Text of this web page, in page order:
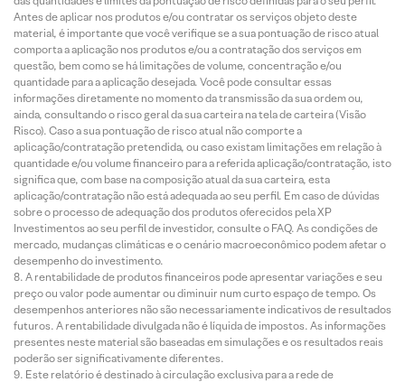
Antes de aplicar nos produtos e/ou contratar os serviços objeto deste
material, é importante que você verifique se a sua pontuação de risco atual
comporta a aplicação nos produtos e/ou a contratação dos serviços em
questão, bem como se há limitações de volume, concentração e/ou
quantidade para a aplicação desejada. Você pode consultar essas
informações diretamente no momento da transmissão da sua ordem ou,
ainda, consultando o risco geral da sua carteira na tela de carteira (Visão
Risco). Caso a sua pontuação de risco atual não comporte a
aplicação/contratação pretendida, ou caso existam limitações em relação à
quantidade e/ou volume financeiro para a referida aplicação/contratação, isto
significa que, com base na composição atual da sua carteira, esta
aplicação/contratação não está adequada ao seu perfil. Em caso de dúvidas
sobre o processo de adequação dos produtos oferecidos pela XP
Investimentos ao seu perfil de investidor, consulte o FAQ. As condições de
mercado, mudanças climáticas e o cenário macroeconômico podem afetar o
desempenho do investimento.
A rentabilidade de produtos financeiros pode apresentar variações e seu
preço ou valor pode aumentar ou diminuir num curto espaço de tempo. Os
desempenhos anteriores não são necessariamente indicativos de resultados
futuros. A rentabilidade divulgada não é líquida de impostos. As informações
presentes neste material são baseadas em simulações e os resultados reais
poderão ser significativamente diferentes.
Este relatório é destinado à circulação exclusiva para a rede de